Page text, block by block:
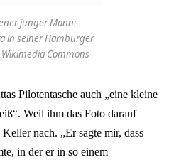
junger Mann:
in seiner Hamburger
Wikimedia Commons
Pilotentasche auch „eine kleine
Weil ihm das Foto darauf
nach. „Er sagte mir, dass
in der er in so einem